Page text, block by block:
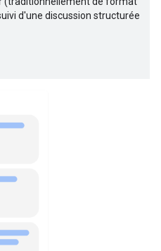
d'une discussion structurée